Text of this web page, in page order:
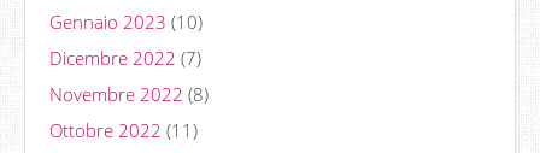
Gennaio 2023 (10)
Dicembre 2022 (7)
Novembre 2022 (8)
Ottobre 2022 (11)